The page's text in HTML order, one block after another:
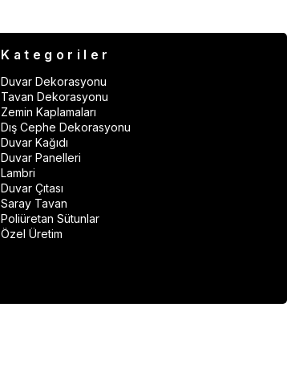
Kategoriler
Duvar Dekorasyonu
Tavan Dekorasyonu
Zemin Kaplamaları
Dış Cephe Dekorasyonu
Duvar Kağıdı
Duvar Panelleri
Lambri
Duvar Çıtası
Saray Tavan
Poliüretan Sütunlar
Özel Üretim